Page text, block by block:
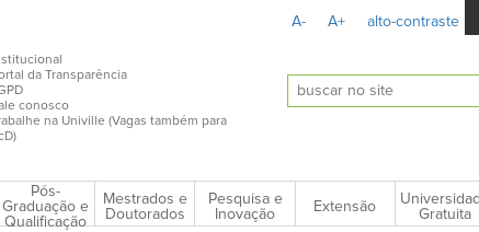
A- A+ alto-contraste
da Transparência
conosco
na Univille (Vagas também para
Pós-
Graduação e
Qualificação
Mestrados e
Doutorados
Pesquisa e
Inovação
Extensão
Gratuita